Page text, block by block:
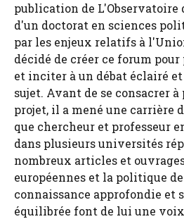
publication de L'Observatoire
d'un doctorat en sciences
par les enjeux relatifs à
décidé de créer ce forum pour
et inciter à un débat éclairé
sujet. Avant de se consacrer
projet, il a mené une carrière
que chercheur et professeur
dans plusieurs universités
nombreux articles et
européennes et la politique de
connaissance approfondie et
équilibrée font de lui une